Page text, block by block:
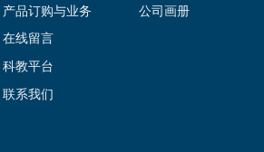
公司画册
产品订购与业务
在线留言
科教平台
联系我们